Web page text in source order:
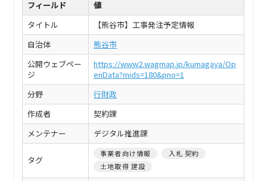
フィールド
値
タイトル
【熊谷市】工事発注予定情報
自治体
熊谷市
公開ウェブペー
ジ
https://www2.wagmap.jp/kumagaya/Op
enData?mids=180&pno=1
分野
行財政
作成者
契約課
メンテナー
デジタル推進課
タグ
事業者向け情報
入札 契約
土地取得 建設